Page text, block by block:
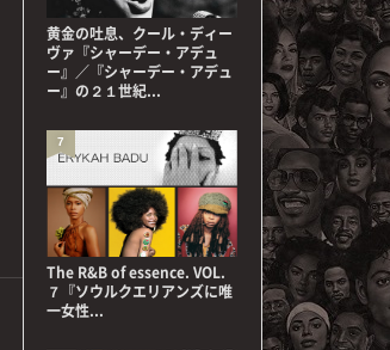
黄金の吐息、クール・ディー
ヴァ『シャーデー・アデュ
ー』／『シャーデー・アデュ
ー』の２１世紀...
The R&B of essence. VOL.
７『ソウルクエリアンズに唯
一女性...
7